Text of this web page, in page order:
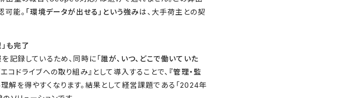
能。 「環境データが出せる」という強みは、大手荷主との契
も完了
記録しているため、同時に「誰が、いつ、どこで働いていた
エコドライブへの取り組み』として導入することで、 『管理・監
解を得やすくなります。結果として経営課題である「2024年